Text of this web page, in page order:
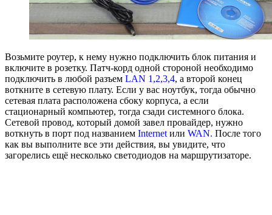
Возьмите роутер, к нему нужно подключить блок питания и
включите в розетку. Патч-корд одной стороной необходимо
подключить в любой разъем LAN 1,2,3,4, а второй конец
воткните в сетевую плату. Если у вас ноутбук, тогда обычно
сетевая плата расположена сбоку корпуса, а если
стационарный компьютер, тогда сзади системного блока.
Сетевой провод, который домой завел провайдер, нужно
воткнуть в порт под названием Internet или WAN. После того
как вы выполните все эти действия, вы увидите, что
загорелись ещё несколько светодиодов на маршрутизаторе.